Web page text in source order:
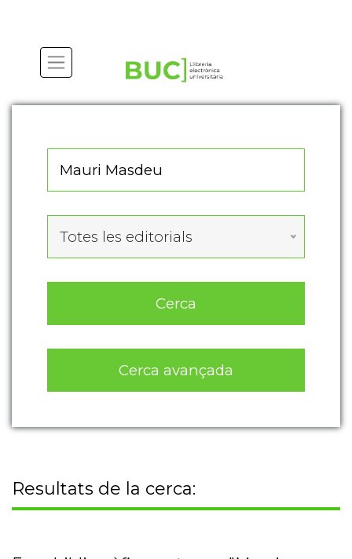
Totes les editorials
Cerca
Cerca avançada
Resultats de la cerca: